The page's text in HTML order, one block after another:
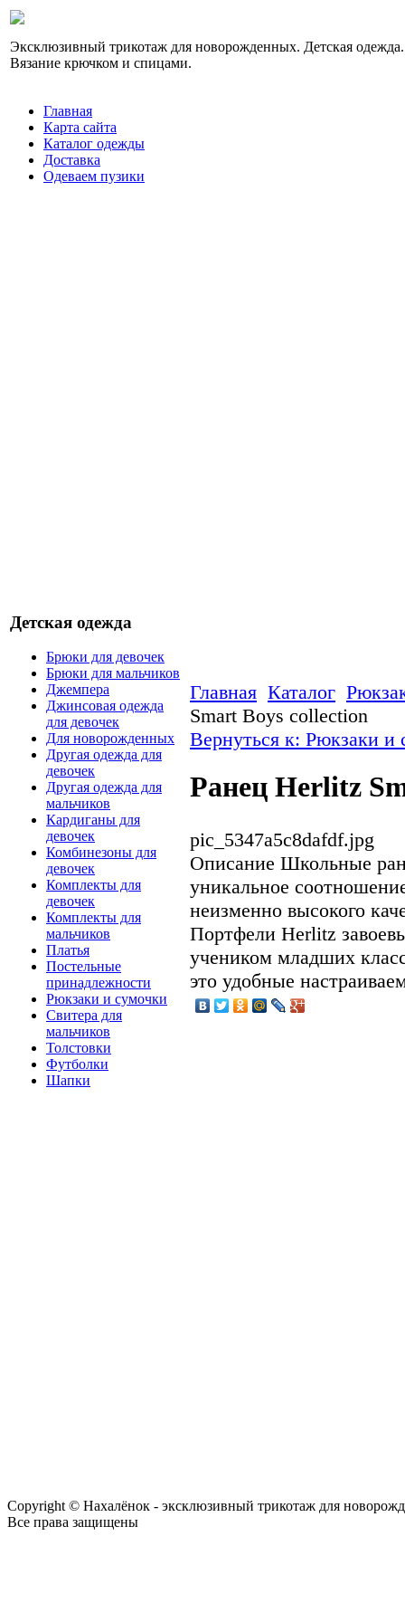
Эксклюзивный трикотаж для новорожденных. Детская одежда.
Вязание крючком и спицами.
Главная
Карта сайта
Каталог одежды
Доставка
Одеваем пузики
Детская одежда
Брюки для девочек
Брюки для мальчиков
Джемпера
Джинсовая одежда
для девочек
Для новорожденных
Другая одежда для
девочек
Другая одежда для
мальчиков
Кардиганы для
девочек
Комбинезоны для
девочек
Комплекты для
девочек
Комплекты для
мальчиков
Платья
Постельные
принадлежности
Рюкзаки и сумочки
Свитера для
мальчиков
Толстовки
Футболки
Шапки
Главная Каталог
Smart Boys collection
Вернуться к: Рюкзаки и
Ранец Herlitz
pic_5347a5c8dafdf.jpg
Описание Школьные
уникальное
неизменно высокого
Портфели Herlitz
учеником младших
это удобные
Copyright © Нахалёнок - эксклюзивный трикотаж для
Все права защищены